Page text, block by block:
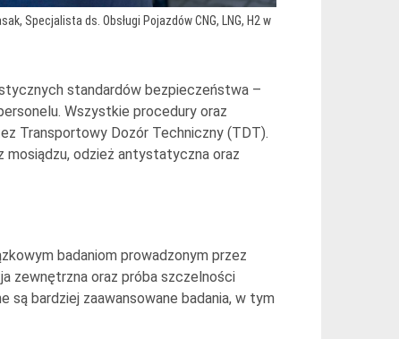
Specjalista ds. Obsługi Pojazdów CNG, LNG, H2 w
standardów bezpieczeństwa –
Wszystkie procedury oraz
Transportowy Dozór Techniczny (TDT).
mosiądzu, odzież antystatyczna oraz
badaniom prowadzonym przez
zewnętrzna oraz próba szczelności
są bardziej zaawansowane badania, w tym